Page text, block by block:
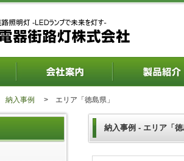
納入事例 > エリア「徳島県」
納入事例 - エリア「